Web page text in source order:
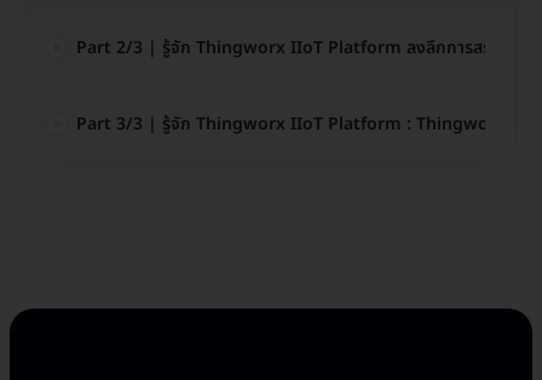
Part 2/3 | รู้จัก Thingworx IIoT Platform ลงลึกการสร้างระบ
Part 3/3 | รู้จัก Thingworx IIoT Platform : Thingworx